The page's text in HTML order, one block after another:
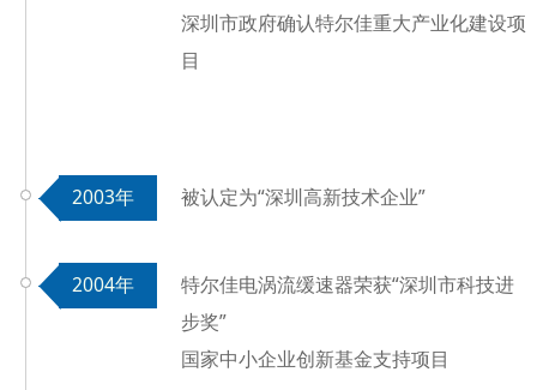
深圳市政府确认特尔佳重大产业化建设项
目
2003年 被认定为“深圳高新技术企业”
2004年
特尔佳电涡流缓速器荣获“深圳市科技进
步奖”
国家中小企业创新基金支持项目